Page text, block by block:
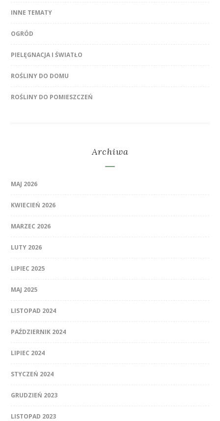
INNE TEMATY
OGRÓD
PIELĘGNACJA I ŚWIATŁO
ROŚLINY DO DOMU
ROŚLINY DO POMIESZCZEŃ
Archiwa
MAJ 2026
KWIECIEŃ 2026
MARZEC 2026
LUTY 2026
LIPIEC 2025
MAJ 2025
LISTOPAD 2024
PAŹDZIERNIK 2024
LIPIEC 2024
STYCZEŃ 2024
GRUDZIEŃ 2023
LISTOPAD 2023